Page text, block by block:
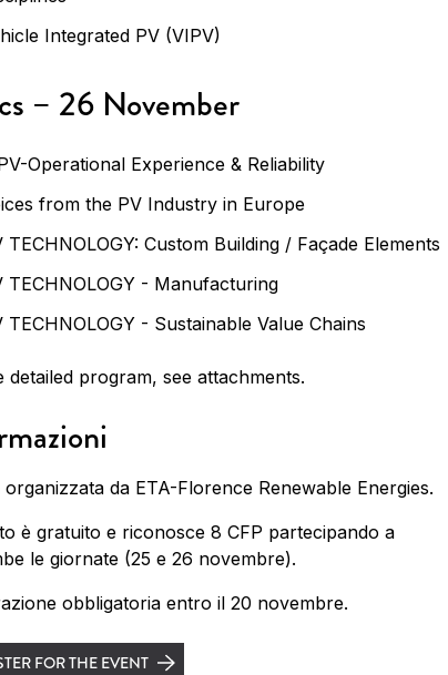
Integrated PV (VIPV)
– 26 November
Operational Experience & Reliability
from the PV Industry in Europe
TECHNOLOGY: Custom Building / Façade Elements
TECHNOLOGY - Manufacturing
TECHNOLOGY - Sustainable Value Chains
detailed program, see attachments.
organizzata da ETA-Florence Renewable Energies.
è gratuito e riconosce 8 CFP partecipando a
le giornate (25 e 26 novembre).
obbligatoria entro il 20 novembre.
FOR THE EVENT